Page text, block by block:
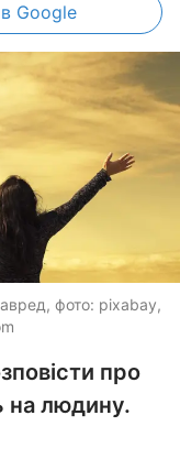
Google
фото: pixabay,
про
на людину.